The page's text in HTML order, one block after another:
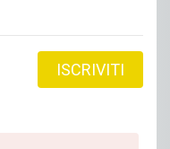
ISCRIVITI